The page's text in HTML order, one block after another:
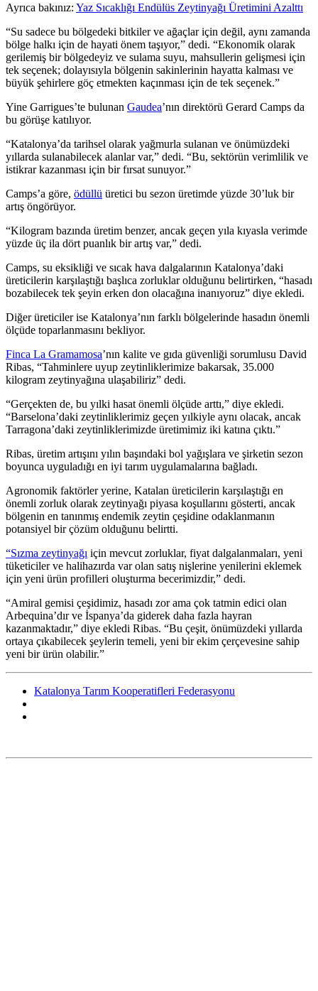
Ayrıca bakınız: Yaz Sıcaklığı Endülüs Zeytinyağı Üretimini Azalttı
“Su sadece bu bölgedeki bitkiler ve ağaçlar için değil, aynı zamanda
bölge halkı için de hayati önem taşıyor,” dedi. “Ekonomik olarak
gerilemiş bir bölgedeyiz ve sulama suyu, mahsullerin gelişmesi için
tek seçenek; dolayısıyla bölgenin sakinlerinin hayatta kalması ve
büyük şehirlere göç etmekten kaçınması için de tek seçenek.”
Yine Garrigues’te bulunan Gaudea’nın direktörü Gerard Camps da
bu görüşe katılıyor.
“Katalonya’da tarihsel olarak yağmurla sulanan ve önümüzdeki
yıllarda sulanabilecek alanlar var,” dedi. “Bu, sektörün verimlilik ve
istikrar kazanması için bir fırsat sunuyor.”
Camps’a göre, ödüllü üretici bu sezon üretimde yüzde 30’luk bir
artış öngörüyor.
“Kilogram bazında üretim benzer, ancak geçen yıla kıyasla verimde
yüzde üç ila dört puanlık bir artış var,” dedi.
Camps, su eksikliği ve sıcak hava dalgalarının Katalonya’daki
üreticilerin karşılaştığı başlıca zorluklar olduğunu belirtirken, “hasadı
bozabilecek tek şeyin erken don olacağına inanıyoruz” diye ekledi.
Diğer üreticiler ise Katalonya’nın farklı bölgelerinde hasadın önemli
ölçüde toparlanmasını bekliyor.
Finca La Gramamosa’nın kalite ve gıda güvenliği sorumlusu David
Ribas, “Tahminlere uyup zeytinliklerimize bakarsak, 35.000
kilogram zeytinyağına ulaşabiliriz” dedi.
“Gerçekten de, bu yılki hasat önemli ölçüde arttı,” diye ekledi.
“Barselona’daki zeytinliklerimiz geçen yılkiyle aynı olacak, ancak
Tarragona’daki zeytinliklerimizde üretimimiz iki katına çıktı.”
Ribas, üretim artışını yılın başındaki bol yağışlara ve şirketin sezon
boyunca uyguladığı en iyi tarım uygulamalarına bağladı.
Agro­no­mik faktörler yerine, Katalan üretici­lerin karşı­laş­tığı en
önemli zor­luk olarak zeytinyağı piyasa koşul­la­rını göster­ti, ancak
bölgenin en tanın­mış endemik zeytin çeşidi­ne odaklan­manın
potansiyel bir çözüm ol­du­ğunu belirtti.
“Sızma zeytinyağı için mevcut zorluklar, fiyat dalgalanmaları, yeni
tüketiciler ve halihazırda var olan satış nişlerine yenilerini eklemek
için yeni ürün profilleri oluşturma becerimizdir,” dedi.
“Amiral gemisi çeşidimiz, hasadı zor ama çok tatmin edici olan
Arbequina’dır ve İspanya’da giderek daha fazla hayran
kazanmaktadır,” diye ekledi Ribas. “Bu çeşit, önümüzdeki yıllarda
ortaya çıkabilecek şeylerin temeli, yeni bir ekim çerçevesine sahip
yeni bir ürün olabilir.”
Katalonya Tarım Kooperatifleri Federasyonu